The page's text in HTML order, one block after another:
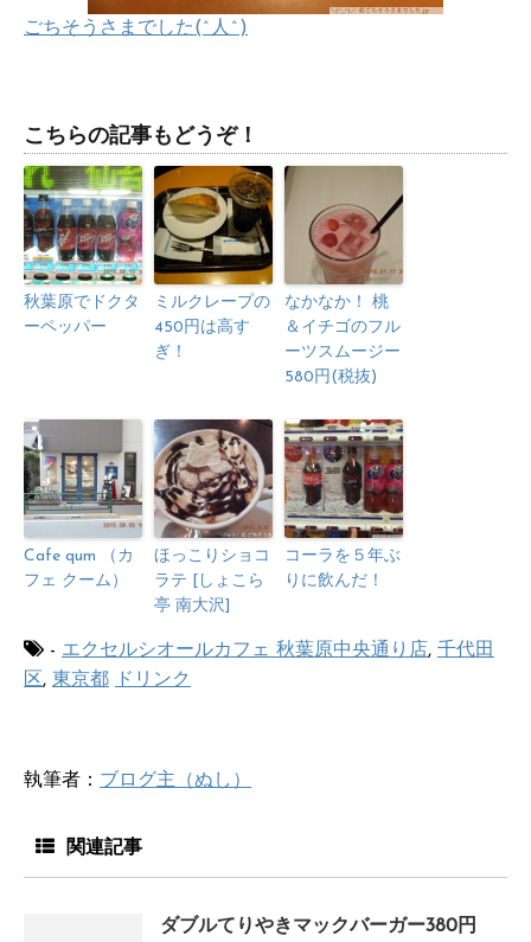
ごちそうさまでした(^人^)
こちらの記事もどうぞ！
秋葉原でドクタ
ーペッパー
ミルクレープの
450円は高す
ぎ！
なかなか！ 桃
＆イチゴのフル
ーツスムージー
580円(税抜)
Cafe qum （カ
フェ クーム）
ほっこりショコ
ラテ [しょこら
亭 南大沢]
コーラを５年ぶ
りに飲んだ！
- エクセルシオールカフェ 秋葉原中央通り店, 千代田
区, 東京都 ドリンク
執筆者： ブログ主（ぬし）
関連記事
ダブルてりやきマックバーガー380円